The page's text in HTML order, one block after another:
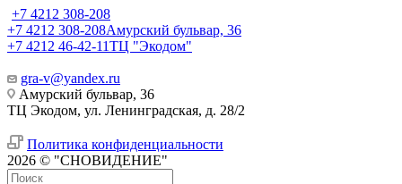
+7 4212 308-208
+7 4212 308-208Амурский бульвар, 36
+7 4212 46-42-11ТЦ "Экодом"
gra-v@yandex.ru
Амурский бульвар, 36
ТЦ Экодом, ул. Ленинградская, д. 28/2
Политика конфиденциальности
2026 © "СНОВИДЕНИЕ"